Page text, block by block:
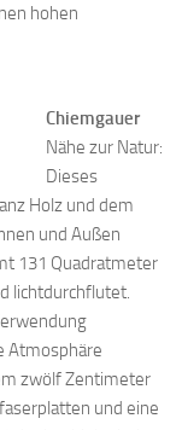
hohen
Chiemgauer
Nähe zur Natur:
Dieses
Holz und dem
und Außen
131 Quadratmeter
lichtdurchflutet.
Atmosphäre
zwölf Zentimeter
und eine